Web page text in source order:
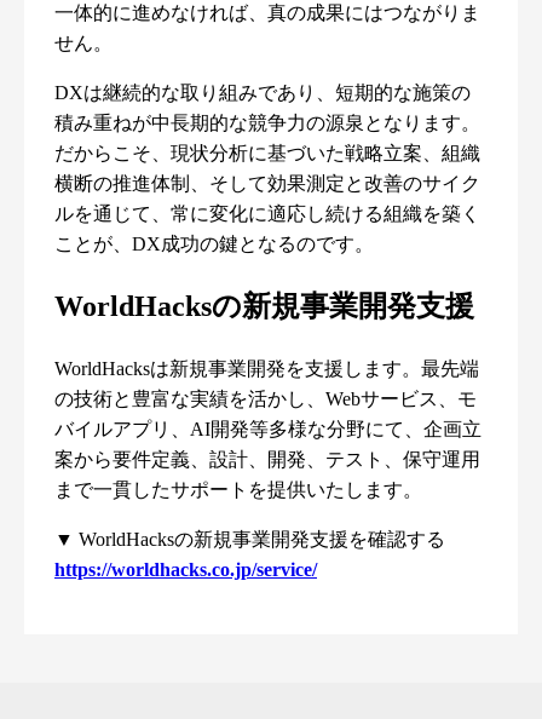
一体的に進めなければ、真の成果にはつながりま
せん。
DXは継続的な取り組みであり、短期的な施策の
積み重ねが中長期的な競争力の源泉となります。
だからこそ、現状分析に基づいた戦略立案、組織
横断の推進体制、そして効果測定と改善のサイク
ルを通じて、常に変化に適応し続ける組織を築く
ことが、DX成功の鍵となるのです。
WorldHacksの新規事業開発支援
WorldHacksは新規事業開発を支援します。最先端
の技術と豊富な実績を活かし、Webサービス、モ
バイルアプリ、AI開発等多様な分野にて、企画立
案から要件定義、設計、開発、テスト、保守運用
まで一貫したサポートを提供いたします。
▼ WorldHacksの新規事業開発支援を確認する
https://worldhacks.co.jp/service/